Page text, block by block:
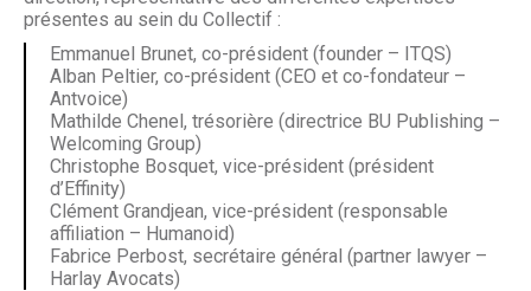
présentes au sein du Collectif :
Emmanuel Brunet, co-président (founder – ITQS)
Alban Peltier, co-président (CEO et co-fondateur –
Antvoice)
Mathilde Chenel, trésorière (directrice BU Publishing –
Welcoming Group)
Christophe Bosquet, vice-président (président
d’Effinity)
Clément Grandjean, vice-président (responsable
affiliation – Humanoid)
Fabrice Perbost, secrétaire général (partner lawyer –
Harlay Avocats)